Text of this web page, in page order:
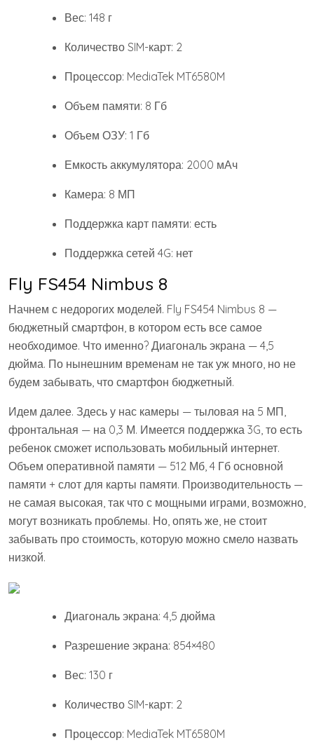
Вес: 148 г
Количество SIM-карт: 2
Процессор: MediaTek MT6580M
Объем памяти: 8 Гб
Объем ОЗУ: 1 Гб
Емкость аккумулятора: 2000 мАч
Камера: 8 МП
Поддержка карт памяти: есть
Поддержка сетей 4G: нет
Fly FS454 Nimbus 8
Начнем с недорогих моделей. Fly FS454 Nimbus 8 —
бюджетный смартфон, в котором есть все самое
необходимое. Что именно? Диагональ экрана — 4,5
дюйма. По нынешним временам не так уж много, но не
будем забывать, что смартфон бюджетный.
Идем далее. Здесь у нас камеры — тыловая на 5 МП,
фронтальная — на 0,3 М. Имеется поддержка 3G, то есть
ребенок сможет использовать мобильный интернет.
Объем оперативной памяти — 512 Мб, 4 Гб основной
памяти + слот для карты памяти. Производительность —
не самая высокая, так что с мощными играми, возможно,
могут возникать проблемы. Но, опять же, не стоит
забывать про стоимость, которую можно смело назвать
низкой.
Диагональ экрана: 4,5 дюйма
Разрешение экрана: 854×480
Вес: 130 г
Количество SIM-карт: 2
Процессор: MediaTek MT6580M